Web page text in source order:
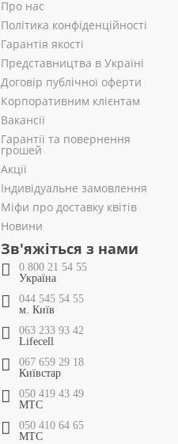
Про нас
Політика конфіденційності
Гарантія якості
Представництва в Україні
Договір публічної оферти
Корпоративним клієнтам
Вакансії
Гарантії та повернення
грошей
Акції
Індивідуальне замовлення
Міфи про доставку квітів
Новини
Зв'яжіться з нами
0 800 21 54 55
Україна
044 545 54 55
м. Київ
063 233 93 42
Lifecell
067 659 29 18
Київстар
050 419 43 49
МТС
050 410 64 65
МТС